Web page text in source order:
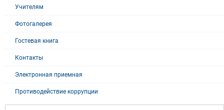
Учителям
Фотогалерея
Гостевая книга
Контакты
Электронная приемная
Противодействие коррупции